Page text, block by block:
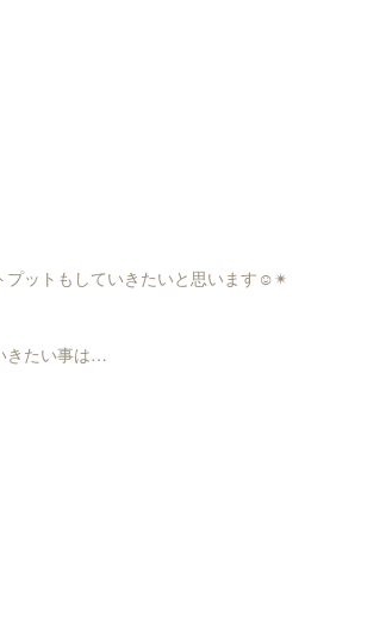
プットもしていきたいと思います☺︎✴︎
きたい事は…